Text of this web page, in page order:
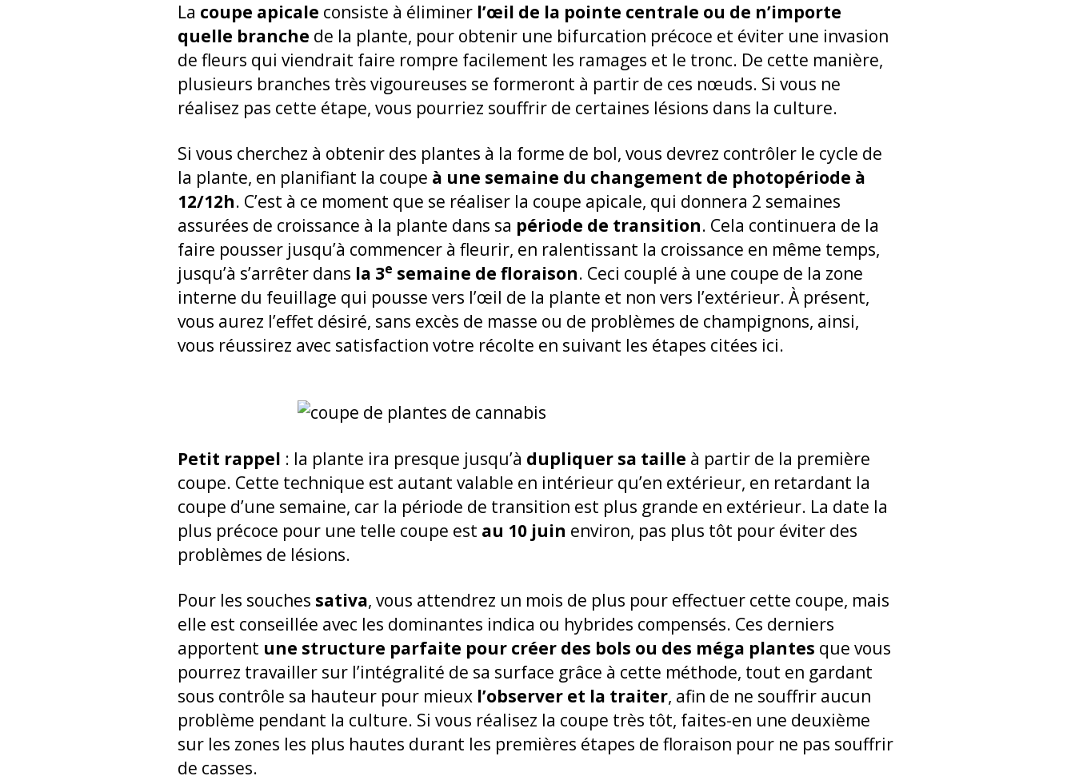
La coupe apicale consiste à éliminer l’œil de la pointe centrale ou de n’importe
quelle branche de la plante, pour obtenir une bifurcation précoce et éviter une invasion
de fleurs qui viendrait faire rompre facilement les ramages et le tronc. De cette manière,
plusieurs branches très vigoureuses se formeront à partir de ces nœuds. Si vous ne
réalisez pas cette étape, vous pourriez souffrir de certaines lésions dans la culture.
Si vous cherchez à obtenir des plantes à la forme de bol, vous devrez contrôler le cycle de
la plante, en planifiant la coupe à une semaine du changement de photopériode à
12/12h. C’est à ce moment que se réaliser la coupe apicale, qui donnera 2 semaines
assurées de croissance à la plante dans sa période de transition. Cela continuera de la
faire pousser jusqu’à commencer à fleurir, en ralentissant la croissance en même temps,
jusqu’à s’arrêter dans la 3e semaine de floraison. Ceci couplé à une coupe de la zone
interne du feuillage qui pousse vers l’œil de la plante et non vers l’extérieur. À présent,
vous aurez l’effet désiré, sans excès de masse ou de problèmes de champignons, ainsi,
vous réussirez avec satisfaction votre récolte en suivant les étapes citées ici.
Petit rappel : la plante ira presque jusqu’à dupliquer sa taille à partir de la première
coupe. Cette technique est autant valable en intérieur qu’en extérieur, en retardant la
coupe d’une semaine, car la période de transition est plus grande en extérieur. La date la
plus précoce pour une telle coupe est au 10 juin environ, pas plus tôt pour éviter des
problèmes de lésions.
Pour les souches sativa, vous attendrez un mois de plus pour effectuer cette coupe, mais
elle est conseillée avec les dominantes indica ou hybrides compensés. Ces derniers
apportent une structure parfaite pour créer des bols ou des méga plantes que vous
pourrez travailler sur l’intégralité de sa surface grâce à cette méthode, tout en gardant
sous contrôle sa hauteur pour mieux l’observer et la traiter, afin de ne souffrir aucun
problème pendant la culture. Si vous réalisez la coupe très tôt, faites-en une deuxième
sur les zones les plus hautes durant les premières étapes de floraison pour ne pas souffrir
de casses.